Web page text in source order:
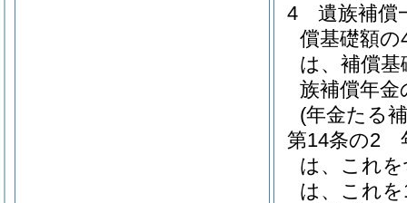
4
遺族補償
償基礎額の
は、補償
族補償年
(年金たる
第14条の2
は、これ
は、これ